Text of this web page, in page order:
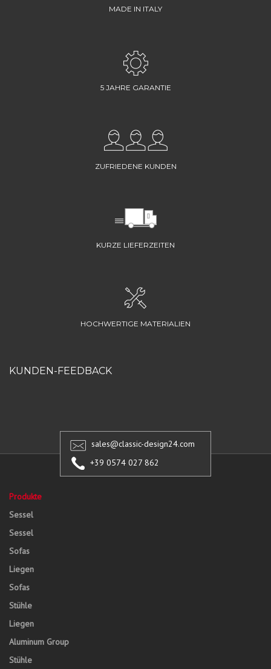
MADE IN ITALY
5 JAHRE GARANTIE
ZUFRIEDENE KUNDEN
KURZE LIEFERZEITEN
HOCHWERTIGE MATERIALIEN
KUNDEN-FEEDBACK
sales@classic-design24.com
+39 0574 027 862
Produkte
Sessel
Sessel
Sofas
Liegen
Sofas
Stühle
Liegen
Aluminum Group
Stühle